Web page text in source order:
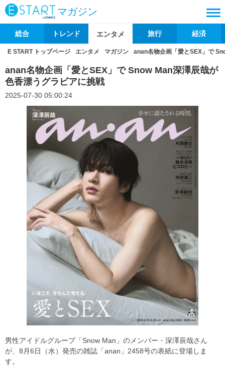
マガジン
総合 トレンド エンタメ 旅行 経済
E START トップページ エンタメ マガジン anan名物企画「愛とSEX」で
anan名物企画「愛とSEX」で Snow Man深澤辰哉が
色香漂うグラビアに挑戦
2025-07-30 05:00:24
男性アイドルグループ「Snow Man」のメンバー・深澤辰哉さん
が、8月6日（水）発売の雑誌「anan」2458号の表紙に登場しま
す。